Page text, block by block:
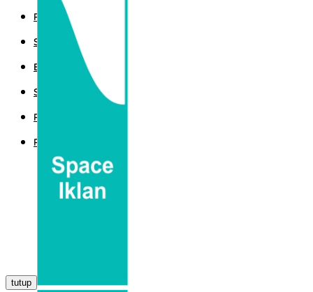
POLITIK
SPORT
EKBIS
SAINTEK
PEMERINTAHAN
PARLEMEN
tutup